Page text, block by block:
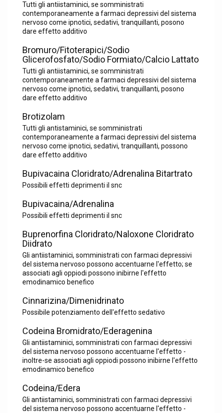
Tutti gli antiistaminici, se somministrati
contemporaneamente a farmaci depressivi del sistema
nervoso come ipnotici, sedativi, tranquillanti, posono
dare effetto additivo
Bromuro/Fitoterapici/Sodio
Glicerofosfato/Sodio Formiato/Calcio Lattato
Tutti gli antiistaminici, se somministrati
contemporaneamente a farmaci depressivi del sistema
nervoso come ipnotici, sedativi, tranquillanti, posono
dare effetto additivo
Brotizolam
Tutti gli antistaminici, se somministrati
contemporaneamente a farmaci depressivi del sistema
nervoso come ipnotici, sedativi, tranquillanti, possono
dare effetto additivo
Bupivacaina Cloridrato/Adrenalina Bitartrato
Possibili effetti deprimenti il snc
Bupivacaina/Adrenalina
Possibili effetti deprimenti il snc
Buprenorfina Cloridrato/Naloxone Cloridrato
Diidrato
Gli antiistaminici, somministrati con farmaci depressivi
del sistema nervoso possono accentuarne l'effetto; se
associati agli oppiodi possono inibirne l'effetto
emodinamico benefico
Cinnarizina/Dimenidrinato
Possibile potenziamento dell'effetto sedativo
Codeina Bromidrato/Ederagenina
Gli antiistaminici, somministrati con farmaci depressivi
del sistema nervoso possono accentuarne l'effetto -
inoltre-se associati agli oppiodi possono inibirne l'effetto
emodinamico benefico
Codeina/Edera
Gli antiistaminici, somministrati con farmaci depressivi
del sistema nervoso possono accentuarne l'effetto -